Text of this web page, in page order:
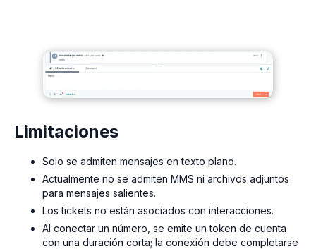
Limitaciones
Solo se admiten mensajes en texto plano.
Actualmente no se admiten MMS ni archivos adjuntos
para mensajes salientes.
Los tickets no están asociados con interacciones.
Al conectar un número, se emite un token de cuenta
con una duración corta; la conexión debe completarse